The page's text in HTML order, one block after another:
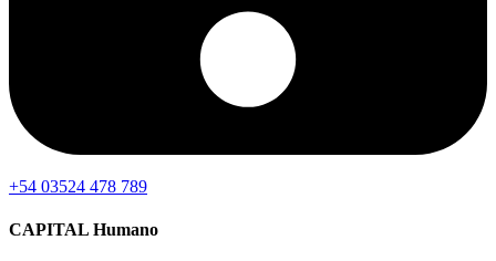
+54 03524 478 789​
CAPITAL Humano